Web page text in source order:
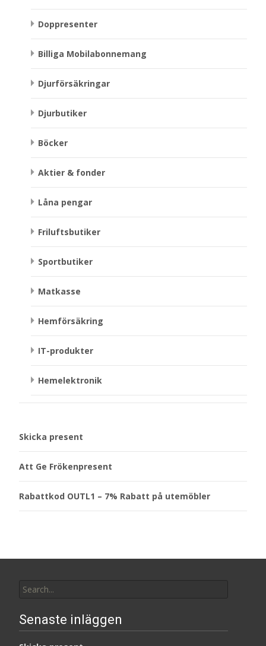
Doppresenter
Billiga Mobilabonnemang
Djurförsäkringar
Djurbutiker
Böcker
Aktier & fonder
Låna pengar
Friluftsbutiker
Sportbutiker
Matkasse
Hemförsäkring
IT-produkter
Hemelektronik
Skicka present
Att Ge Frökenpresent
Rabattkod OUTL1 – 7% Rabatt på utemöbler
for:
Senaste inläggen